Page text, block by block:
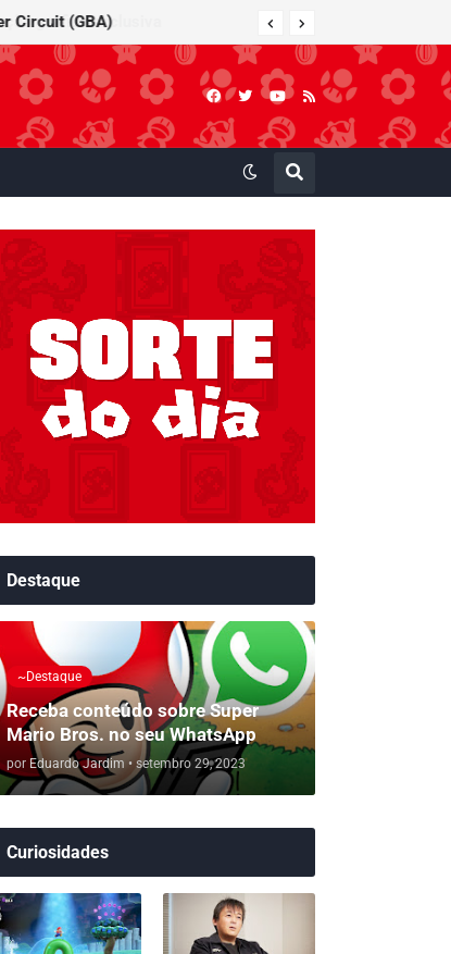
Circuit (GBA)
Destaque
~Destaque
Receba conteúdo sobre Super
Mario Bros. no seu WhatsApp
por Eduardo Jardim • setembro 29, 2023
Curiosidades